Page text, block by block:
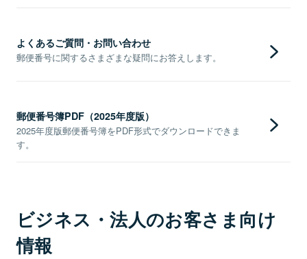
よくあるご質問・お問い合わせ
郵便番号に関するさまざまな疑問にお答えします。
郵便番号簿PDF（2025年度版）
2025年度版郵便番号簿をPDF形式でダウンロードできま
す。
ビジネス・法人のお客さま向け
情報